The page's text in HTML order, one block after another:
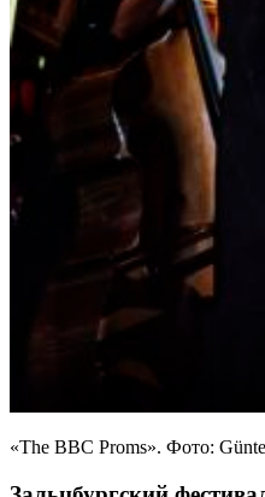
«The BBC Proms». Фото: